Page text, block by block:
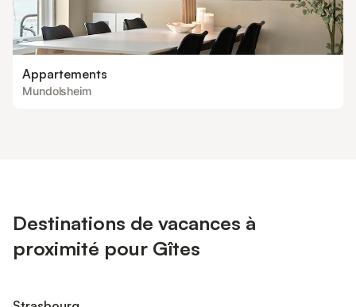
Appartements
Mundolsheim
Destinations de vacances à
proximité pour Gîtes